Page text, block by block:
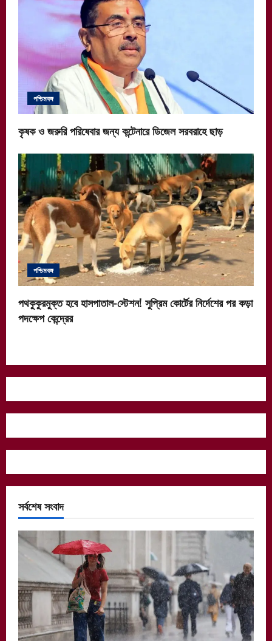
পশ্চিমবঙ্গ
কৃষক ও জরুরি পরিষেবার জন্য কন্টেনারে ডিজেল সরবরাহে ছাড়
পশ্চিমবঙ্গ
পথকুকুরমুক্ত হবে হাসপাতাল-স্টেশন! সুপ্রিম কোর্টের নির্দেশের পর কড়া
পদক্ষেপ কেন্দ্রের
সর্বশেষ সংবাদ